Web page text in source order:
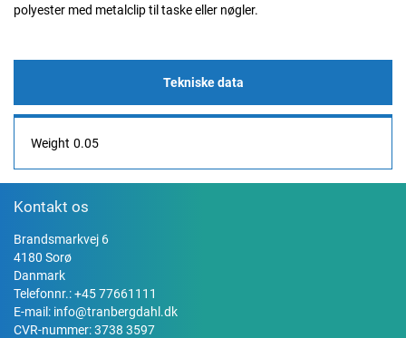
polyester med metalclip til taske eller nøgler.
Tekniske data
Weight 0.05
Kontakt os
Brandsmarkvej 6
4180 Sorø
Danmark
Telefonnr.:+45 77661111
E-mail: info@tranbergdahl.dk
CVR-nummer: 3738 3597